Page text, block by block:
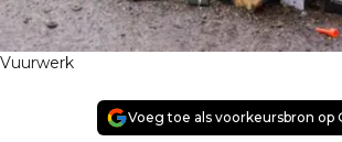
Vuurwerk
Voeg toe als voorkeursbron op